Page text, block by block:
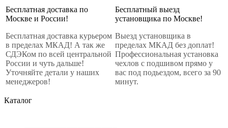
Бесплатная доставка по
Москве и России!
Бесплатная доставка курьером
в пределах МКАД! А так же
СДЭКом по всей центральной
России и чуть дальше!
Уточняйте детали у наших
менеджеров!
Бесплатный выезд
установщика по Москве!
Выезд установщика в
пределах МКАД без доплат!
Профессиональная установка
чехлов с подшивом прямо у
вас под подьездом, всего за 90
минут.
Каталог